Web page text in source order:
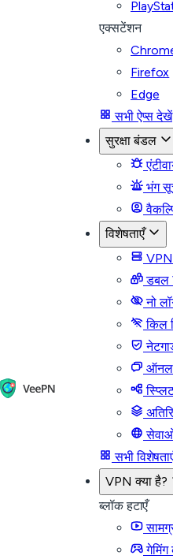
एक्सटेंशन
Firefox
Edge
सभी ऐप्स देखें
सुरक्षा बंडल
भंग
विशेषताएँ
VPN
डबल
नो
किल
सभी
VPN क्या है?
ब्लॉक हटाएँ